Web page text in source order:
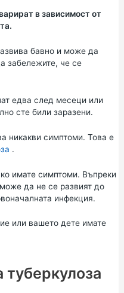
в зависимост от
бавно и може да
забележите, че се
едва след месеци или
сте били заразени.
никакви симптоми. Това е
.
имате симптоми. Въпреки
да не се развият до
инфекция.
или вашето дете имате